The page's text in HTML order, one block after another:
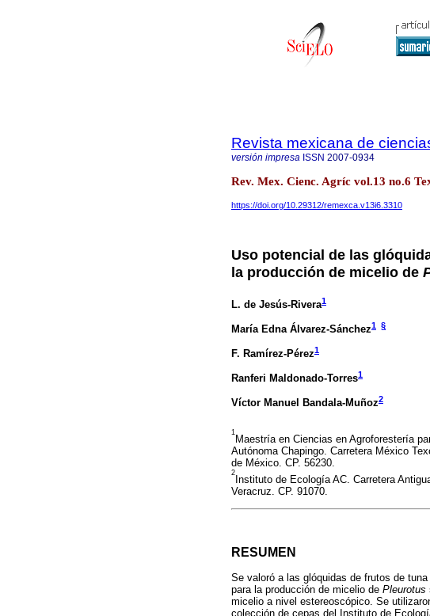
Revista mexicana de
versión impresa ISSN 2007-0934
Rev. Mex. Cienc. Agríc vol.13 no.6
https://doi.org/10.29312/remexca.v13i6.3310
Uso potencial de las
la producción de micelio de
L. de Jesús-Rivera1
María Edna Álvarez-Sánchez1 §
F. Ramírez-Pérez1
Ranferi Maldonado-Torres1
Víctor Manuel Bandala-Muñoz2
1
Maestría en Ciencias en Agroforestería
Autónoma Chapingo. Carretera México
de México. CP. 56230.
2
Instituto de Ecología AC. Carretera
Veracruz. CP. 91070.
RESUMEN
Se valoró a las glóquidas de frutos de
para la producción de micelio de Pleurotus
micelio a nivel estereoscópico. Se
colección de cepas del Instituto de